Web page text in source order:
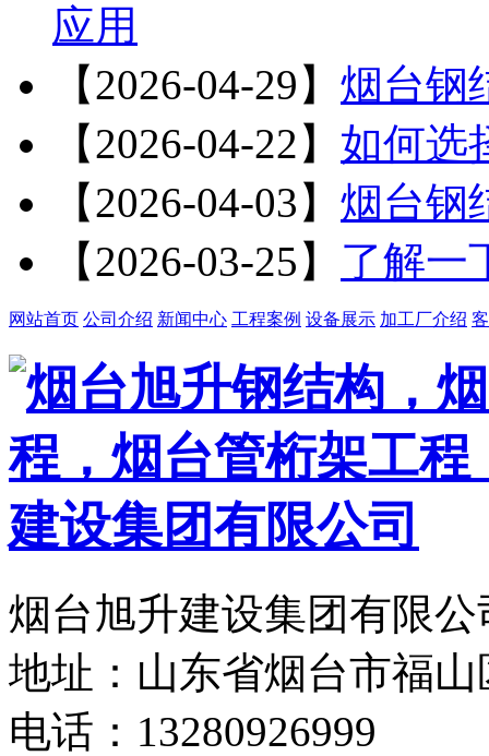
应用
【2026-04-29】 烟台钢
【2026-04-22】 如何选
【2026-04-03】 烟台钢
【2026-03-25】 了解一
网站首页 公司介绍 新闻中心 工程案例 设备展示 加工厂介绍
烟台旭升建设集团有限
地址：山东省烟台市福
电话：13280926999